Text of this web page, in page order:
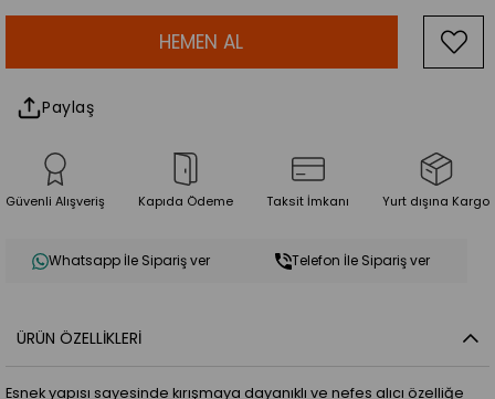
Paylaş
Güvenli Alışveriş Kapıda Ödeme Taksit İmkanı Yurt dışına Kargo
Whatsapp İle Sipariş ver Telefon İle Sipariş ver
ÜRÜN ÖZELLIKLERI
Esnek yapısı sayesinde kırışmaya dayanıklı ve nefes alıcı özelliğe